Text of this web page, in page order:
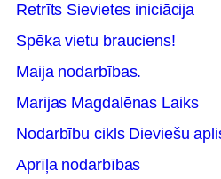
Retrīts Sievietes iniciācija
Spēka vietu brauciens!
Maija nodarbības.
Marijas Magdalēnas Laiks
Nodarbību cikls Dieviešu
Aprīļa nodarbības